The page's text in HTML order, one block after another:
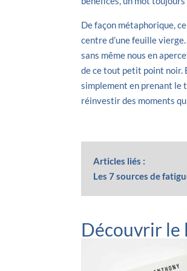
De façon métaphorique,
centre d’une feuille
sans même nous en
de ce tout petit point noir.
simplement en prenant le
réinvestir des moments
Articles liés :
Les 7 sources de
Découvrir le